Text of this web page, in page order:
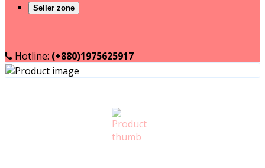
Seller zone
Hotline: (+880)1975625917